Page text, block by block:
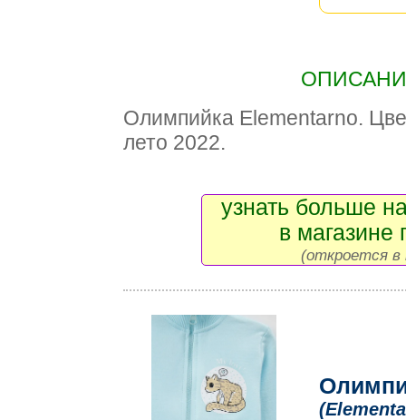
Олимпийка Elementarno.
лето 2022.
узнать больше
в магазине
(откроется в